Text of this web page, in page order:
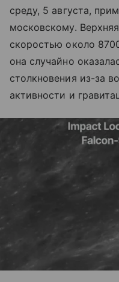
среду, 5 августа,
московскому.
скоростью около
она случайно
столкновения из-за
активности и